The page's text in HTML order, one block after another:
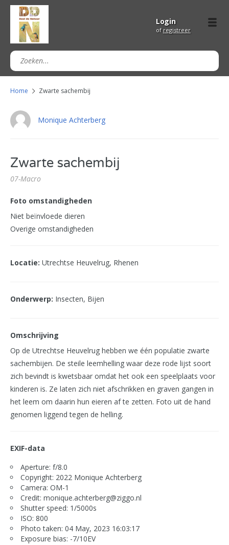
Login
of registreer
Home Zwarte sachembij
Monique Achterberg
Zwarte sachembij
07-Macro
Foto omstandigheden
Niet beïnvloede dieren
Overige omstandigheden
Locatie: Utrechtse Heuvelrug, Rhenen
Onderwerp: Insecten, Bijen
Omschrijving
Op de Utrechtse Heuvelrug hebben we één populatie zwarte
sachembijen. De steile leemhelling waar deze rode lijst soort
zich bevindt is kwetsbaar omdat het ook een speelplaats voor
kinderen is. Ze laten zich niet afschrikken en graven gangen in
het leem om daarin hun eieren af te zetten. Foto uit de hand
genomen liggend tegen de helling.
EXIF-data
Aperture: f/8.0
Copyright: 2022 Monique Achterberg
Camera: OM-1
Credit: monique.achterberg@ziggo.nl
Shutter speed: 1/5000s
ISO: 800
Photo taken: 04 May, 2023 16:03:17
Exposure bias: -7/10EV